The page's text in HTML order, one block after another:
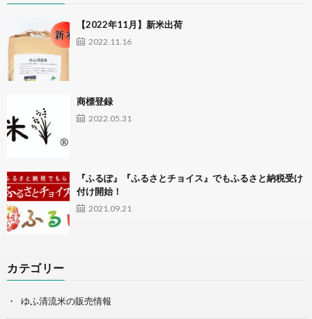
【2022年11月】新米出荷
2022.11.16
商標登録
2022.05.31
『ふるぽ』『ふるさとチョイス』でもふるさと納税受け
付け開始！
2021.09.21
カテゴリー
ゆふ清流米の販売情報